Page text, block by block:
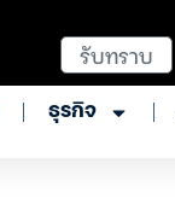
ธุรกิจ
รับทราบ